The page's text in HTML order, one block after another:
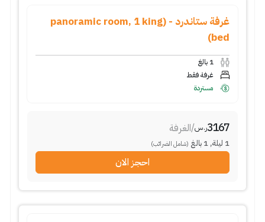
غرفة ستاندرد - (panoramic room, 1 king
bed)
1 بالغ
غرفة فقط
مستردة
3167ر.س/الغرفة
1 ليلة,
1 بالغ (شامل الضرائب)
احجز الان